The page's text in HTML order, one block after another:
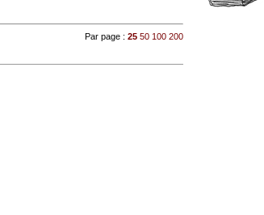
Par page :25 50 100 200